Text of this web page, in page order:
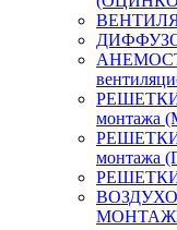
РЕШЕТКИ
монтажа
РЕШЕТКИ
РЕШЕТКИ